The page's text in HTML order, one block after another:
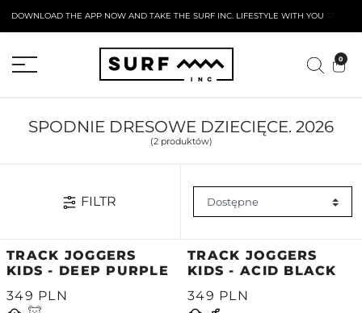
DOWNLOAD THE APP NOW AND TAKE THE SURF INC. LIFESTYLE WITH YOU 🤍
0
SPODNIE DRESOWE DZIECIĘCE. 2026
(2 produktów)
FILTR
TRACK JOGGERS
KIDS - DEEP PURPLE
349 PLN
TRACK JOGGERS
KIDS - ACID BLACK
349 PLN
AKTYWNY FORMULARZ ZWROTU